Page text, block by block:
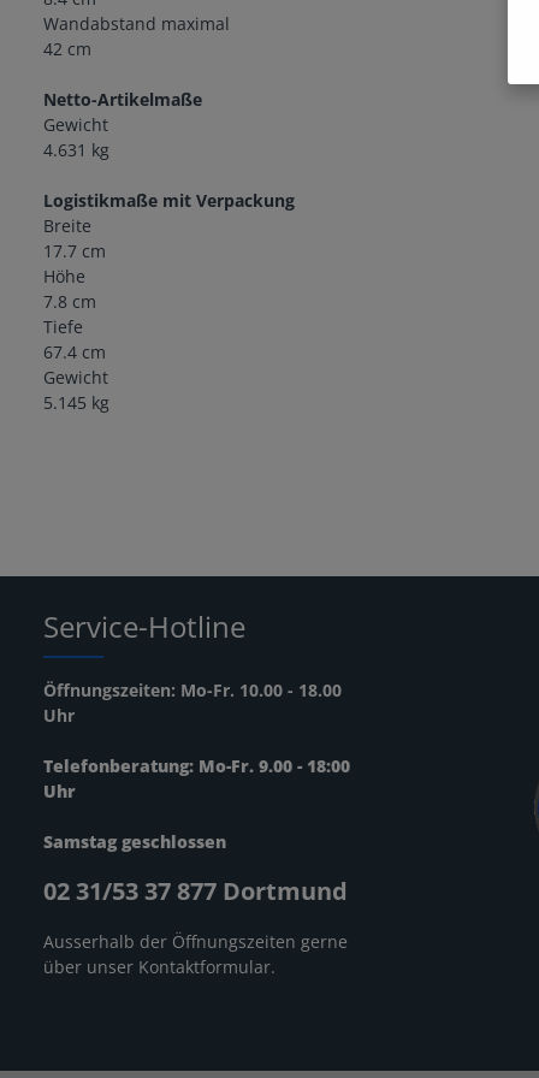
Wandabstand maximal
42 cm
Netto-Artikelmaße
Gewicht
4.631 kg
Logistikmaße mit Verpackung
Breite
17.7 cm
Höhe
7.8 cm
Tiefe
67.4 cm
Gewicht
5.145 kg
Service-Hotline
Öffnungszeiten: Mo-Fr. 10.00 - 18.00
Uhr
Telefonberatung: Mo-Fr. 9.00 - 18:00
Uhr
Samstag geschlossen
02 31/53 37 877 Dortmund
Ausserhalb der Öffnungszeiten gerne
über unser Kontaktformular.